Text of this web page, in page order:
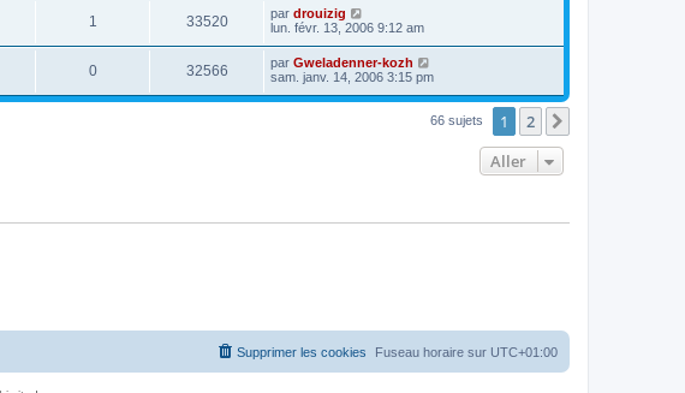
1 33520 par drouizig
lun. févr. 13, 2006 9:12 am
0 32566 par Gweladenner-kozh
sam. janv. 14, 2006 3:15 pm
66 sujets 1 2
Aller
Fuseau horaire sur UTC+01:00
Supprimer les cookies